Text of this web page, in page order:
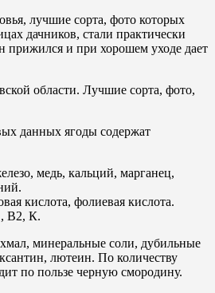
лучшие сорта, фото которых
дачников, стали практически
и при хорошем уходе дает
данных ягоды содержат
медь, кальций, марганец,
кислота, фолиевая кислота.
В2, К.
минеральные соли, дубильные
лютеин. По количеству
по пользе черную смородину.